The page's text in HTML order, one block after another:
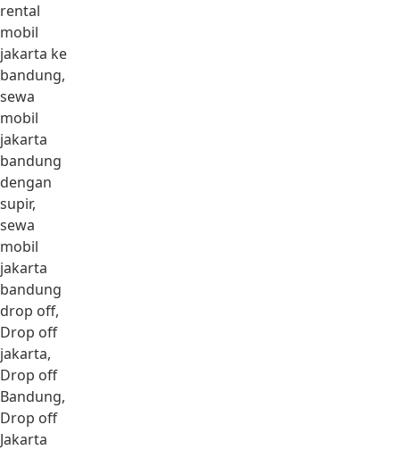
rental
mobil
jakarta ke
bandung,
sewa
mobil
jakarta
bandung
dengan
supir,
sewa
mobil
jakarta
bandung
drop off,
Drop off
jakarta,
Drop off
Bandung,
Drop off
Jakarta